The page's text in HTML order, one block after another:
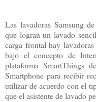
Las lavadoras Samsung
que logran un lavado
carga frontal hay
bajo el concepto de
plataforma SmartThings
Smartphone para recibir
utilizar de acuerdo con el
que el asistente de lavado